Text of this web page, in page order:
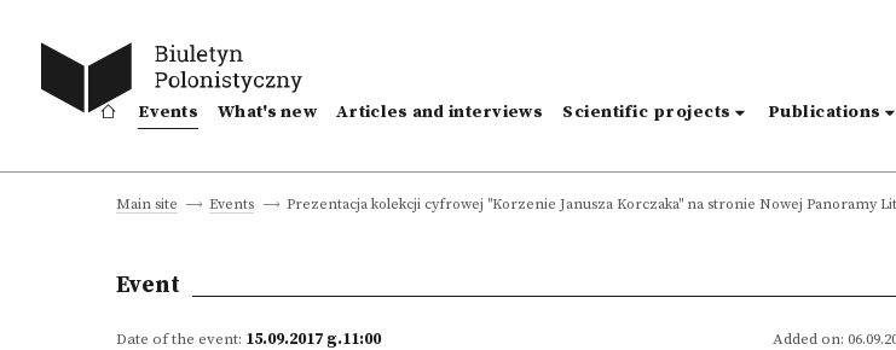
Events What's new Articles and interviews Scientific projects Publications
Main site Events Prezentacja kolekcji cyfrowej "Korzenie Janusza Korczaka" na stronie Nowej Panoramy
Event
Date of the event: 15.09.2017 g.11:00 Added on: